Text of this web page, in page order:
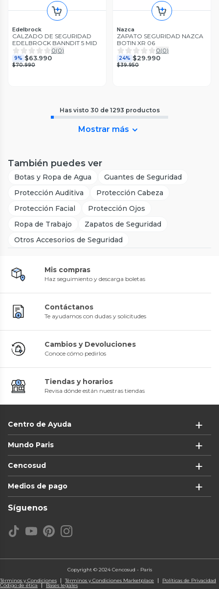
Edelbrock
CALZADO DE SEGURIDAD
EDELBROCK BANNDIT 5 MID
0(0)
9% $63.990
$70.990
Nazca
ZAPATO SEGURIDAD NAZCA
BOTIN XR 06
0(0)
24% $29.990
$39.950
Has visto 30 de 1293 productos
Mostrar más
También puedes ver
Botas y Ropa de Agua
Guantes de Seguridad
Protección Auditiva
Protección Cabeza
Protección Facial
Protección Ojos
Ropa de Trabajo
Zapatos de Seguridad
Otros Accesorios de Seguridad
Mis compras
Haz seguimiento y descarga boletas
Contáctanos
Te ayudamos con dudas y solicitudes
Cambios y Devoluciones
Conoce cómo pedirlos
Tiendas y horarios
Revisa dónde están nuestras tiendas
Centro de Ayuda
Mundo Paris
Cencosud
Medios de pago
Síguenos
Copyright © 2024 Cencosud - Paris
Términos y Condiciones
Términos y Condiciones Marketplace Políticas de Privacidad
Código de ética Bases legales